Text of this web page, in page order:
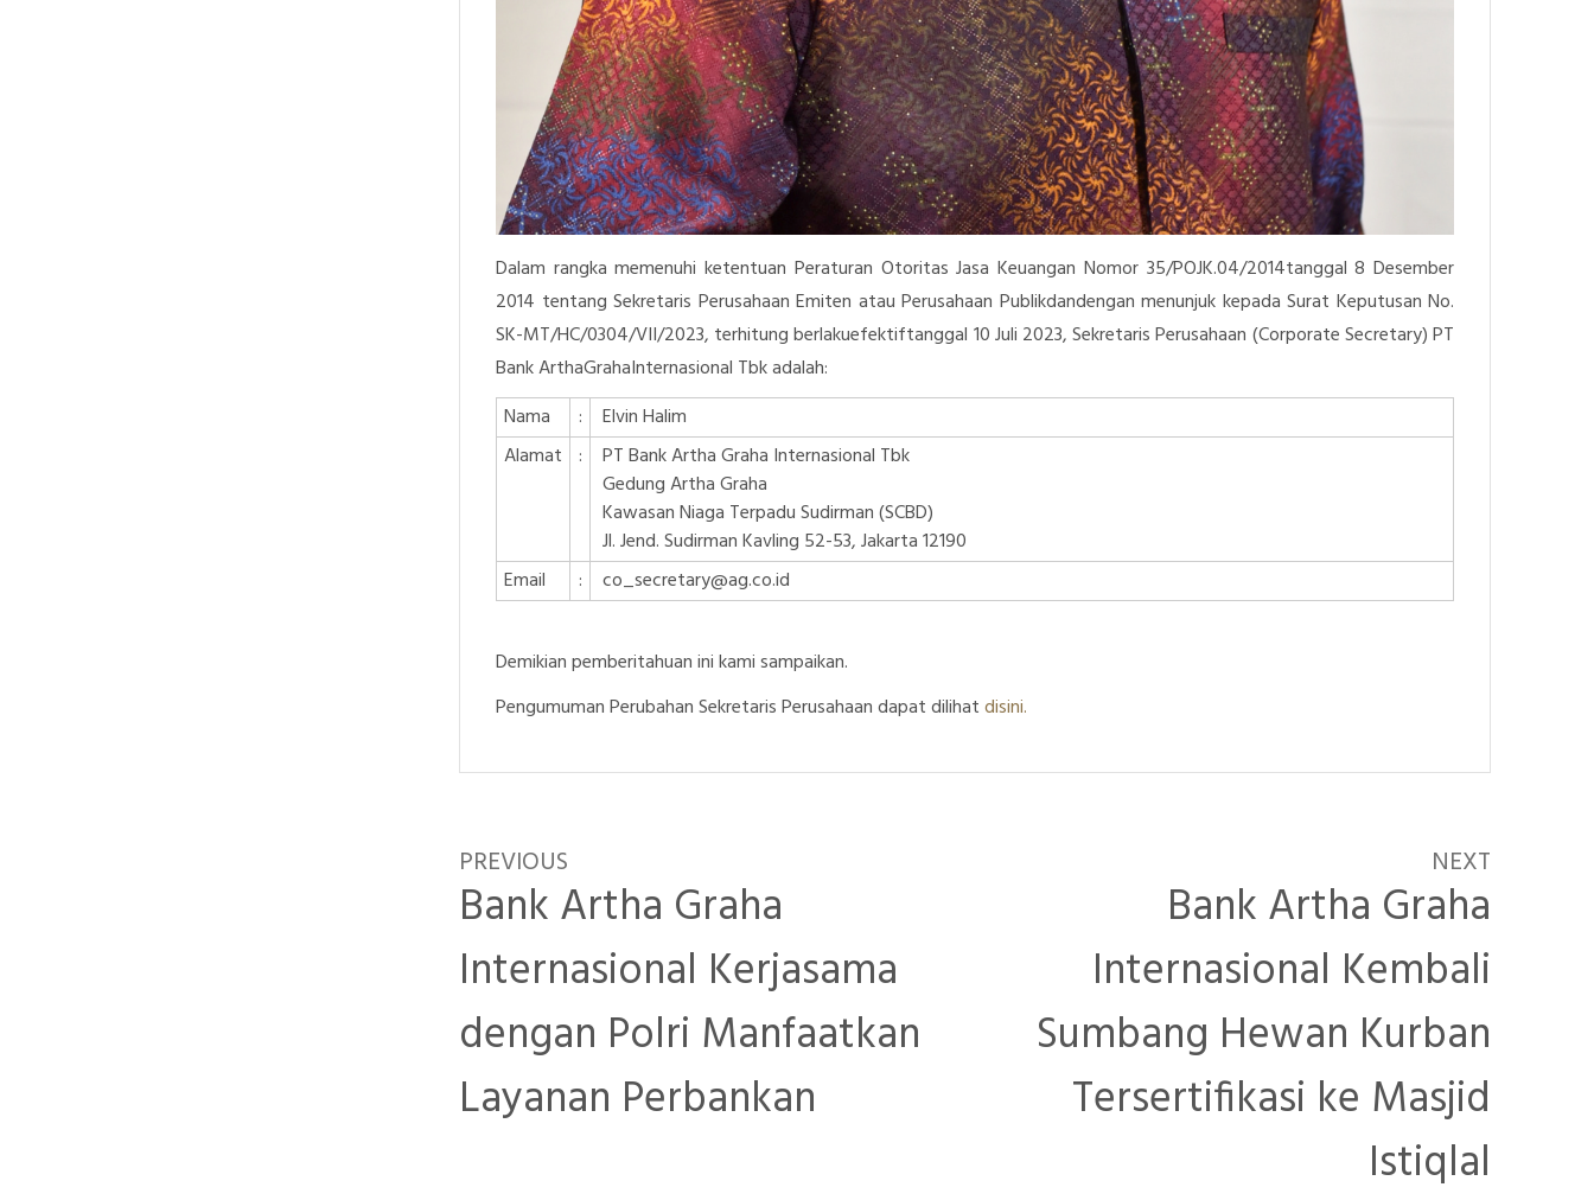
Dalam rangka memenuhi ketentuan Peraturan Otoritas Jasa Keuangan Nomor 35/POJK.04/2014tanggal 8 Desember
2014 tentang Sekretaris Perusahaan Emiten atau Perusahaan Publikdandengan menunjuk kepada Surat Keputusan No.
SK-MT/HC/0304/VII/2023, terhitung berlakuefektiftanggal 10 Juli 2023, Sekretaris Perusahaan (Corporate Secretary) PT
Bank ArthaGrahaInternasional Tbk adalah:
Nama
:
Elvin Halim
Alamat
:
PT Bank Artha Graha Internasional Tbk
Gedung Artha Graha
Kawasan Niaga Terpadu Sudirman (SCBD)
Jl. Jend. Sudirman Kavling 52-53, Jakarta 12190
Email
: co_secretary@ag.co.id
Demikian pemberitahuan ini kami sampaikan.
Pengumuman Perubahan Sekretaris Perusahaan dapat dilihatdisini.
PREVIOUS
Bank Artha Graha
Internasional Kerjasama
dengan Polri Manfaatkan
Layanan Perbankan
NEXT
Bank Artha Graha
Internasional Kembali
Sumbang Hewan Kurban
Tersertifikasi ke Masjid
Istiqlal